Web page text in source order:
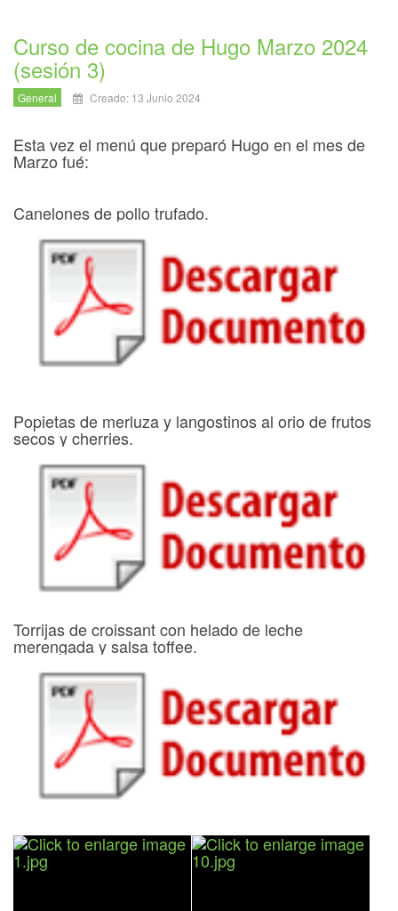
Curso de cocina de Hugo Marzo 2024
(sesión 3)
General Creado: 13 Junio 2024
Esta vez el menú que preparó Hugo en el mes de
Marzo fué:
Canelones de pollo trufado.
Popietas de merluza y langostinos al orio de frutos
secos y cherries.
Torrijas de croissant con helado de leche
merengada y salsa toffee.